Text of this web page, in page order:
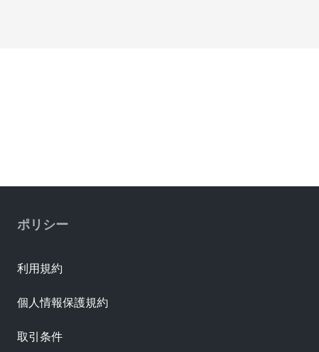
ポリシー
利用規約
個人情報保護規約
取引条件